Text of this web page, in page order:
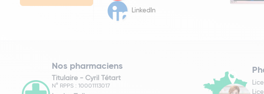
LinkedIn
Nos pharmaciens
Titulaire - Cyril Tétart
N° RPPS : 10001113017